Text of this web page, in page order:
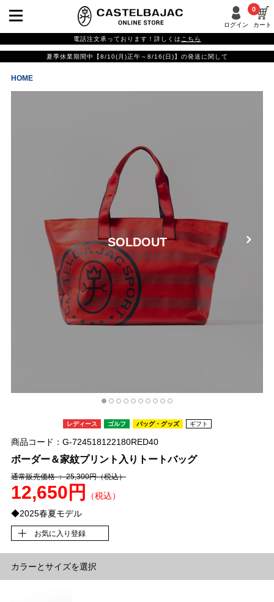
ログイン カート
0
電話注文承っております！詳しくは こちら
夏季休業期間中【8/10(月)正午～8/16(日)】の発送に関して
HOME
SOLDOUT
レディース ゴルフ バッグ・グッズ ギフト
商品コード：G-724518122180RED40
ボーダー＆家紋プリント入りトートバッグ
通常販売価格 ： 25,300円（税込）
12,650円
（税込）
◆2025春夏モデル
お気に入り登録
カラーとサイズを選択